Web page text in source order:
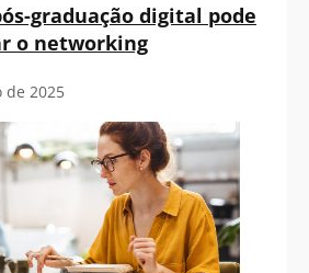
graduação digital pode
o networking
de 2025